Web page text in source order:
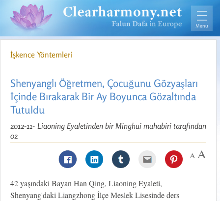
İşkence Yöntemleri
Shenyanglı Öğretmen, Çocuğunu Gözyaşları
İçinde Bırakarak Bir Ay Boyunca Gözaltında
Tutuldu
Liaoning Eyaletinden bir Minghui muhabiri tarafından
2012-11-
02
42 yaşındaki Bayan Han Qing, Liaoning Eyaleti,
Shenyang'daki Liangzhong İlçe Meslek Lisesinde ders